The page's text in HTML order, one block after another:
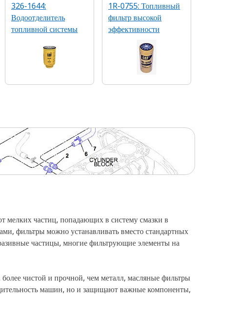
326-1644:
Водоотделитель
топливной системы
1R-0755: Топливный
фильтр высокой
эффективности
мелких частиц, попадающих в систему смазки в
фильтры можно устанавливать вместо стандартных
частицы, многие фильтрующие элементы на
чистой и прочной, чем металл, масляные фильтры
машин, но и защищают важные компоненты,